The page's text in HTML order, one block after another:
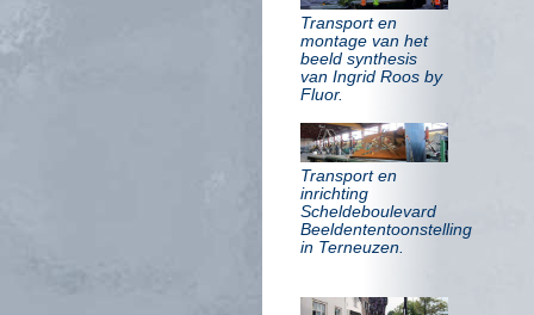
Transport en
montage van het
beeld synthesis
van Ingrid Roos by
Fluor.
Transport en
inrichting
Scheldeboulevard
Beeldententoonstelling
in Terneuzen.